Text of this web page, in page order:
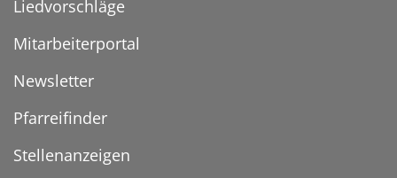
Liedvorschläge
Mitarbeiterportal
Newsletter
Pfarreifinder
Stellenanzeigen